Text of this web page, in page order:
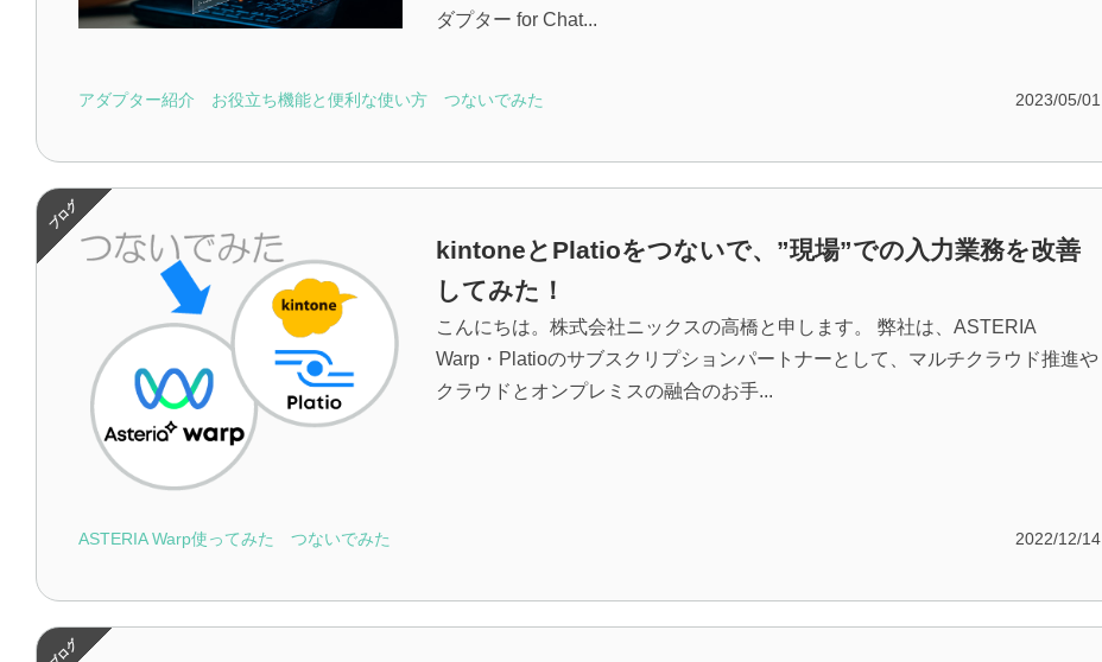
ダプター for Chat...
アダプター紹介 お役立ち機能と便利な使い方 つないでみた 2023/05/01
kintoneとPlatioをつないで、”現場”での入力業務を改善
してみた！
こんにちは。株式会社ニックスの高橋と申します。 弊社は、ASTERIA
Warp・Platioのサブスクリプションパートナーとして、マルチクラウド推進や
クラウドとオンプレミスの融合のお手...
ASTERIA Warp使ってみた つないでみた 2022/12/14